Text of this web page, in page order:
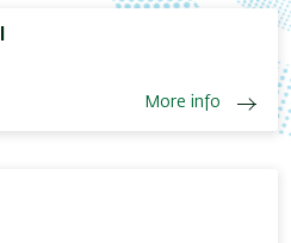
More info